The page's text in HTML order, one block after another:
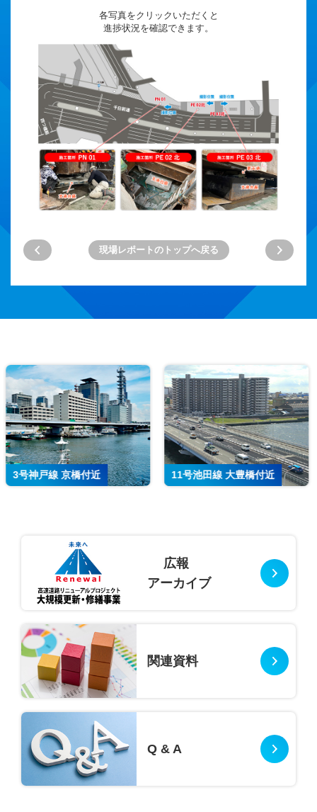
各写真をクリックいただくと
進捗状況を確認できます。
現場レポートのトップへ戻る
11号池田線 大豊橋付近 13号東大阪線 法円坂付近
広報
アーカイブ
関連資料
Q & A